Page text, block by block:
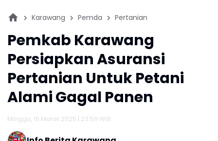
Karawang Pemda Pertanian
Pemkab Karawang
Persiapkan Asuransi
Pertanian Untuk Petani
Alami Gagal Panen
Minggu, 16 Maret 2025 | 23:59 WIB